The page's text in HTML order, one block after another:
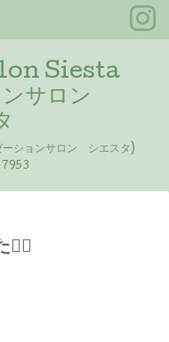
Siesta
サロン
ョンサロン シエスタ)